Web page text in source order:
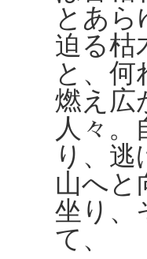
とあ
迫る枯
と、
燃え広
人々
り、
山へと
坐り、
て、